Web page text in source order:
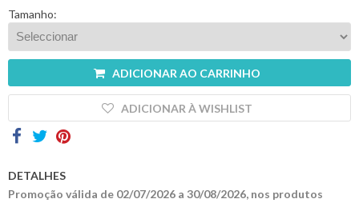
Tamanho:
ADICIONAR AO CARRINHO
ADICIONAR À WISHLIST
DETALHES
Promoção válida de 02/07/2026 a 30/08/2026, nos produtos